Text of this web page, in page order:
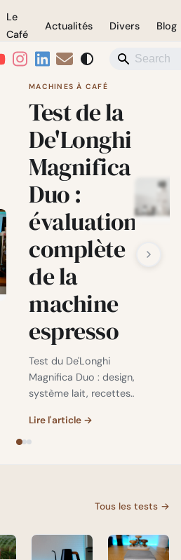
Le
Café
Actualités Divers Blog
MACHINES À CAFÉ
Test de la
De'Longhi
Magnifica
Duo :
évaluation
complète
de la
machine
espresso
Test du De'Longhi
Magnifica Duo : design,
système lait, recettes
honnête après
plusieurs semaines
Lire l'article →
Tous les tests →